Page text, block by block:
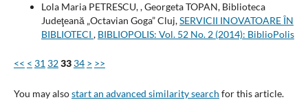
Lola Maria PETRESCU, , Georgeta TOPAN, Biblioteca
Judeţeană „Octavian Goga” Cluj,SERVICII INOVATOARE ÎN
BIBLIOTECI , BIBLIOPOLIS: Vol. 52 No. 2 (2014): BiblioPolis
<< < 31 3233 34 > >>
You may alsostart an advanced similarity search for this article.